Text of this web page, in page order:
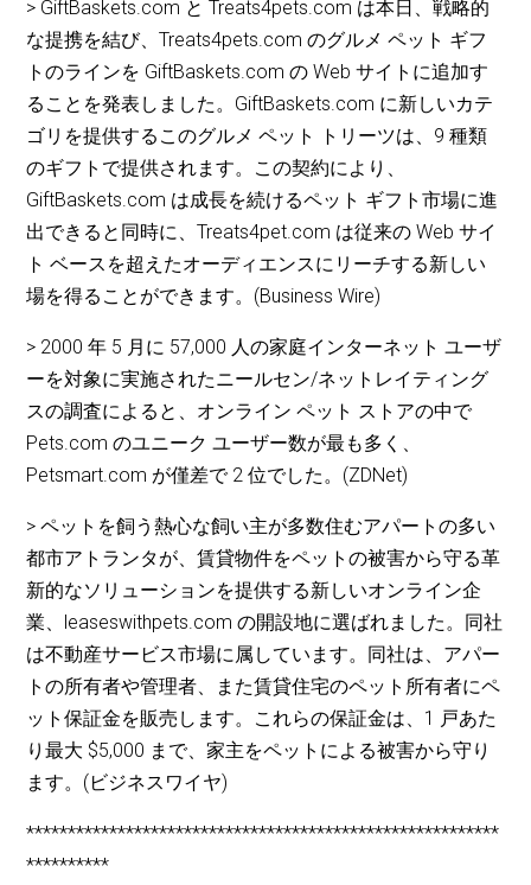
> GiftBaskets.com と Treats4pets.com は本日、戦略的
な提携を結び、Treats4pets.com のグルメ ペット ギフ
トのラインを GiftBaskets.com の Web サイトに追加す
ることを発表しました。GiftBaskets.com に新しいカテ
ゴリを提供するこのグルメ ペット トリーツは、9 種類
のギフトで提供されます。この契約により、
GiftBaskets.com は成長を続けるペット ギフト市場に進
出できると同時に、Treats4pet.com は従来の Web サイ
ト ベースを超えたオーディエンスにリーチする新しい
場を得ることができます。(Business Wire)
> 2000 年 5 月に 57,000 人の家庭インターネット ユーザ
ーを対象に実施されたニールセン/ネットレイティング
スの調査によると、オンライン ペット ストアの中で
Pets.com のユニーク ユーザー数が最も多く、
Petsmart.com が僅差で 2 位でした。(ZDNet)
> ペットを飼う熱心な飼い主が多数住むアパートの多い
都市アトランタが、賃貸物件をペットの被害から守る革
新的なソリューションを提供する新しいオンライン企
業、leaseswithpets.com の開設地に選ばれました。同社
は不動産サービス市場に属しています。同社は、アパー
トの所有者や管理者、また賃貸住宅のペット所有者にペ
ット保証金を販売します。これらの保証金は、1 戸あた
り最大 $5,000 まで、家主をペットによる被害から守り
ます。(ビジネスワイヤ)
*********************************************************
**********